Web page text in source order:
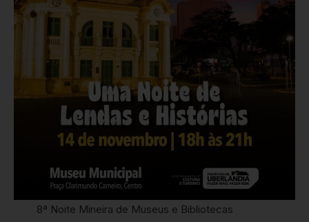
8ª Noite Mineira de Museus e Bibliotecas